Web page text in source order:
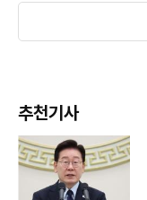
추천기사